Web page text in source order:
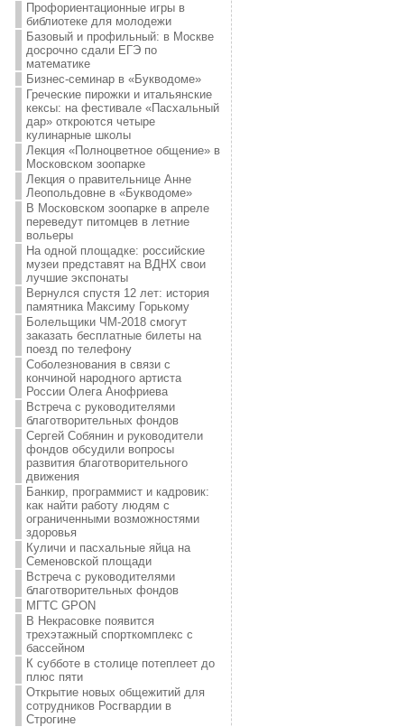
Профориентационные игры в
библиотеке для молодежи
Базовый и профильный: в Москве
досрочно сдали ЕГЭ по
математике
Бизнес-семинар в «Букводоме»
Греческие пирожки и итальянские
кексы: на фестивале «Пасхальный
дар» откроются четыре
кулинарные школы
Лекция «Полноцветное общение» в
Московском зоопарке
Лекция о правительнице Анне
Леопольдовне в «Букводоме»
В Московском зоопарке в апреле
переведут питомцев в летние
вольеры
На одной площадке: российские
музеи представят на ВДНХ свои
лучшие экспонаты
Вернулся спустя 12 лет: история
памятника Максиму Горькому
Болельщики ЧМ-2018 смогут
заказать бесплатные билеты на
поезд по телефону
Соболезнования в связи с
кончиной народного артиста
России Олега Анофриева
Встреча с руководителями
благотворительных фондов
Сергей Собянин и руководители
фондов обсудили вопросы
развития благотворительного
движения
Банкир, программист и кадровик:
как найти работу людям с
ограниченными возможностями
здоровья
Куличи и пасхальные яйца на
Семеновской площади
Встреча с руководителями
благотворительных фондов
МГТС GPON
В Некрасовке появится
трехэтажный спорткомплекс с
бассейном
К субботе в столице потеплеет до
плюс пяти
Открытие новых общежитий для
сотрудников Росгвардии в
Строгине